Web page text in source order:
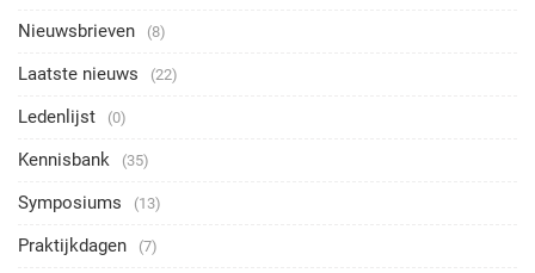
Nieuwsbrieven (8)
Laatste nieuws (22)
Ledenlijst (0)
Kennisbank (35)
Symposiums (13)
Praktijkdagen (7)